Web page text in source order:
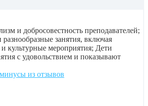
и добросовестность преподавателей;
занятия, включая
и культурные мероприятия; Дети
с удовольствием и показывают
из отзывов